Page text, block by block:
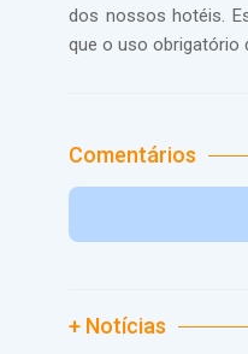
dos nossos hotéis.
que o uso obrigatório
Comentários
+ Notícias